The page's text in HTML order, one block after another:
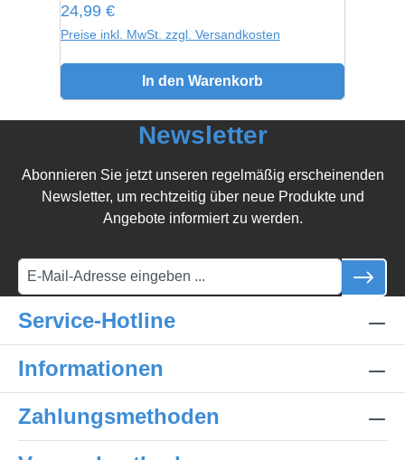
Regulärer Preis:
24,99 €
Preise inkl. MwSt. zzgl. Versandkosten
In den Warenkorb
Newsletter
Abonnieren Sie jetzt unseren regelmäßig erscheinenden
Newsletter, um rechtzeitig über neue Produkte und
Angebote informiert zu werden.
Service-Hotline
Informationen
Zahlungsmethoden